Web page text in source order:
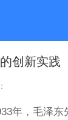
创新实践
，毛泽东